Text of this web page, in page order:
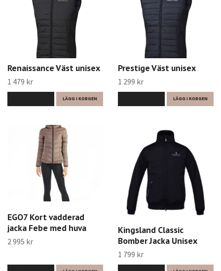
Renaissance Väst unisex
1 479 kr
LÄGG I KORGEN
Prestige Väst unisex
1 299 kr
LÄGG I KORGEN
EGO7 Kort vadderad
jacka Febe med huva
2 995 kr
Kingsland Classic
Bomber Jacka Unisex
1 799 kr